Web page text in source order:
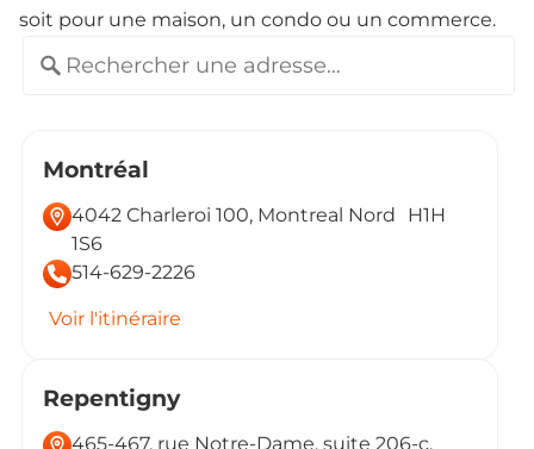
soit pour une maison, un condo ou un commerce.
Montréal
4042 Charleroi 100, Montreal Nord H1H
1S6
514-629-2226
Voir l'itinéraire
Repentigny
465-467, rue Notre-Dame, suite 206-c,